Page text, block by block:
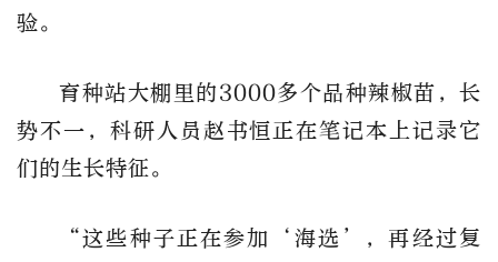
验。
育种站大棚里的3000多个品种辣椒苗，长
势不一，科研人员赵书恒正在笔记本上记录它
们的生长特征。
“这些种子正在参加‘海选’，再经过复